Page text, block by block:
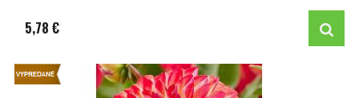
5,78 €